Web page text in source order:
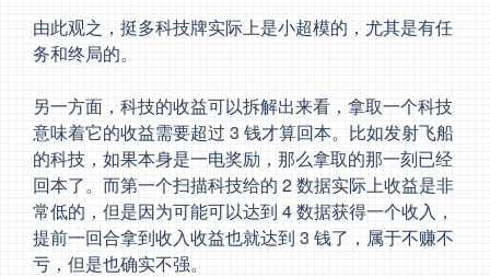
由此观之，挺多科技牌实际上是小超模的，尤其是有任
务和终局的。
另一方面，科技的收益可以拆解出来看，拿取一个科技
意味着它的收益需要超过 3 钱才算回本。比如发射飞船
的科技，如果本身是一电奖励，那么拿取的那一刻已经
回本了。而第一个扫描科技给的 2 数据实际上收益是非
常低的，但是因为可能可以达到 4 数据获得一个收入，
提前一回合拿到收入收益也就达到 3 钱了，属于不赚不
亏，但是也确实不强。